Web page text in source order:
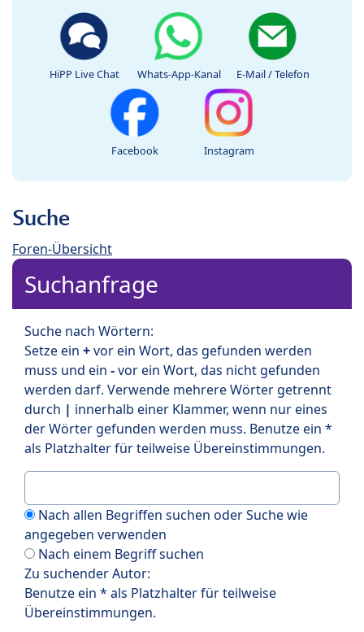
HiPP Live Chat Whats-App-Kanal E-Mail / Telefon
Facebook Instagram
Suche
Foren-Übersicht
Suchanfrage
Suche nach Wörtern:
Setze ein +vor ein Wort, das gefunden werden
muss und ein -vor ein Wort, das nicht gefunden
werden darf. Verwende mehrere Wörter getrennt
durch | innerhalb einer Klammer, wenn nur eines
der Wörter gefunden werden muss. Benutze ein *
als Platzhalter für teilweise Übereinstimmungen.
Nach allen Begriffen suchen oder Suche wie
angegeben verwenden
Nach einem Begriff suchen
Zu suchender Autor:
Benutze ein * als Platzhalter für teilweise
Übereinstimmungen.